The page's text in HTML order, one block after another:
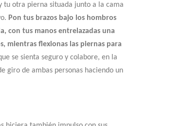
tu otra pierna situada junto a la cama
Pon tus brazos bajo los hombros
con tus manos entrelazadas una
mientras flexionas las piernas para
se sienta seguro y colabore, en la
giro de ambas personas haciendo un